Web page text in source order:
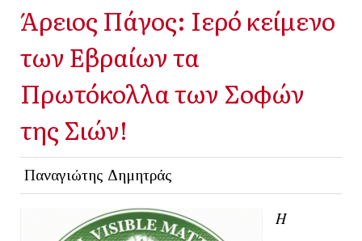
Άρειος Πάγος: Ιερό κείμενο
των Εβραίων τα
Πρωτόκολλα των Σοφών
της Σιών!
Παναγιώτης Δημητράς
Η